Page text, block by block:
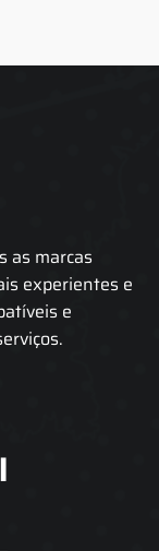
as marcas
experientes e
e